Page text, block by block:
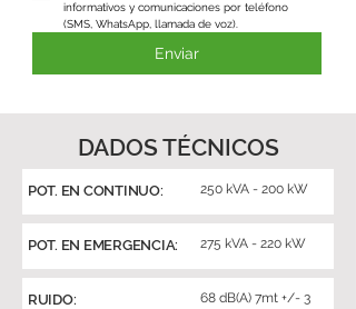
informativos y comunicaciones por teléfono
(SMS, WhatsApp, llamada de voz).
Enviar
DADOS TÉCNICOS
POT. EN CONTINUO: 250 kVA - 200 kW
POT. EN EMERGENCIA: 275 kVA - 220 kW
RUIDO: 68 dB(A) 7mt +/- 3